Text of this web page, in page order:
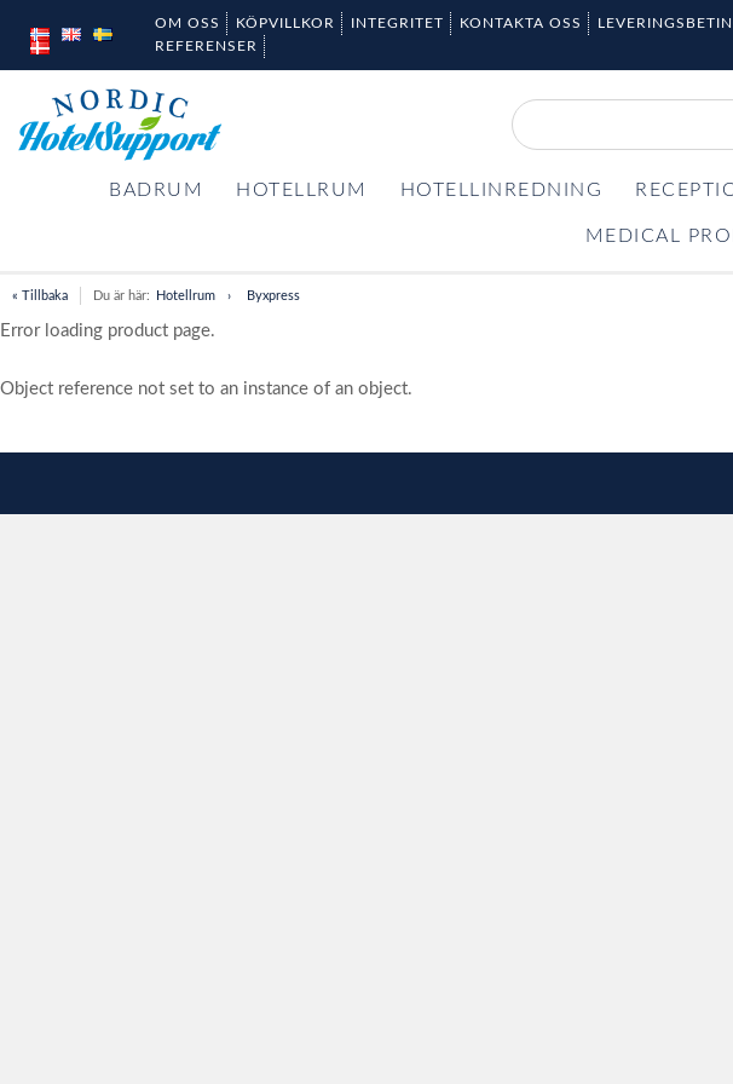
OM OSS KÖPVILLKOR INTEGRITET KONTAKTA OSS
REFERENSER
BADRUM HOTELLRUM HOTELLINREDNING
MEDICAL
« Tillbaka Du är här: Hotellrum Byxpress
Error loading product page.
Object reference not set to an instance of an object.